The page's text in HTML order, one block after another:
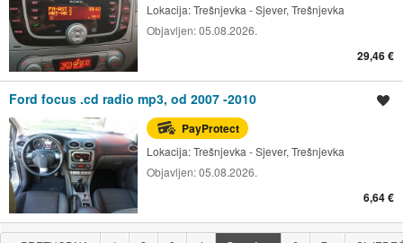
Lokacija:Trešnjevka - Sjever, Trešnjevka
Objavljen:05.08.2026.
29,46 €
Ford focus .cd radio mp3, od 2007 -2010
PayProtect
Lokacija:Trešnjevka - Sjever, Trešnjevka
Objavljen:05.08.2026.
6,64 €